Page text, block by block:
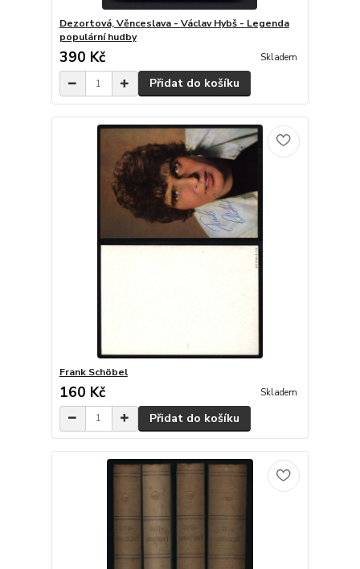
Dezortová, Věnceslava - Václav Hybš - Legenda
populární hudby
390 Kč Skladem
Přidat do košíku
Frank Schöbel
160 Kč Skladem
Přidat do košíku